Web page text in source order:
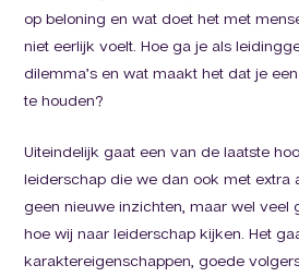
op beloning en wat doet het met
niet eerlijk voelt. Hoe ga je als
dilemma’s en wat maakt het dat je
te houden?
Uiteindelijk gaat een van de laatste
leiderschap die we dan ook met extra
geen nieuwe inzichten, maar wel veel
hoe wij naar leiderschap kijken. Het
karaktereigenschappen, goede